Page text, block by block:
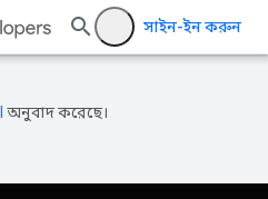
সাইন-ইন করুন
অনুবাদ করেছে।